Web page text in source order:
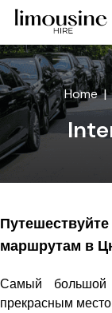
Home
маршрутам в
Самый большой
прекрасным